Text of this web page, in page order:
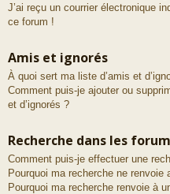
J’ai reçu un courrier électronique
ce forum !
Amis et ignorés
À quoi sert ma liste d’amis et
Comment puis-je ajouter ou
et d’ignorés ?
Recherche dans les
Comment puis-je effectuer une
Pourquoi ma recherche ne renvoie
Pourquoi ma recherche renvoie à